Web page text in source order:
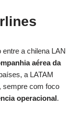
entre a chilena LAN
aérea da
a LATAM
sempre com foco
operacional.